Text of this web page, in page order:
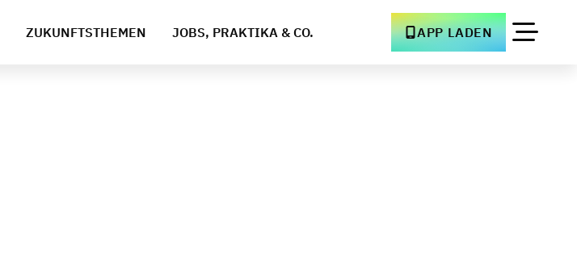
ZUKUNFTSTHEMEN JOBS, PRAKTIKA & CO. APP LADEN